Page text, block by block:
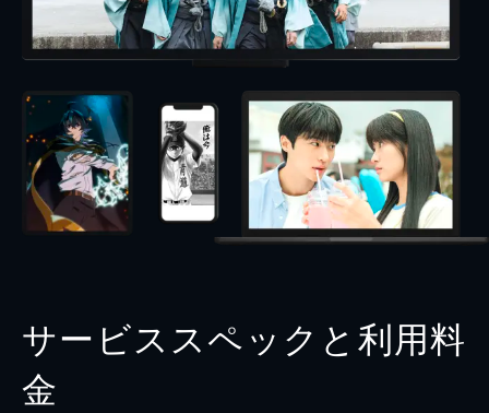
サービススペックと利用料
金